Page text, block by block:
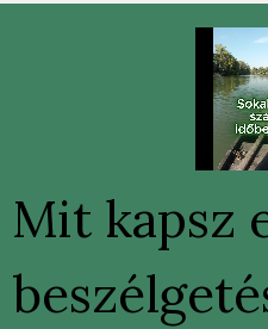
Mit kapsz